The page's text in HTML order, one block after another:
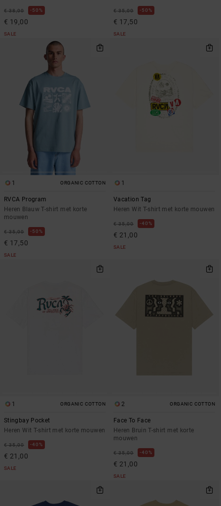
€ 38,00 50%
€ 19,00
SALE
€ 35,00 50%
€ 17,50
SALE
1 ORGANIC COTTON
RVCA Program
Heren Blauw T-shirt met korte
mouwen
€ 35,00 50%
€ 17,50
SALE
1
Vacation Tag
Heren Wit T-shirt met korte mouwen
€ 35,00 40%
€ 21,00
SALE
1 ORGANIC COTTON
Stingbay Pocket
Heren Wit T-shirt met korte mouwen
€ 35,00 40%
€ 21,00
SALE
2 ORGANIC COTTON
Face To Face
Heren Bruin T-shirt met korte
mouwen
€ 35,00 40%
€ 21,00
SALE